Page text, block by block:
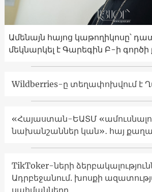
Ամենայն հայոց կաթողիկոսը՝
մեկնարկել է Գարեգին Բ-ի գործի
Wildberries-ը տեղափոխվում է
«Հայաստան-ԵԱՏՄ
նախանշաններ կան»․ հայ
TikToker-ների
Ադրբեջանում. խոսքի
սահմանները